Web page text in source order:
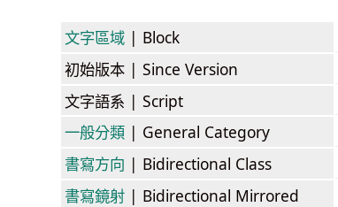
文字區域 | Block
初始版本 | Since Version
文字語系 | Script
一般分類 | General Category
書寫方向 | Bidirectional Class
書寫鏡射 | Bidirectional Mirrored